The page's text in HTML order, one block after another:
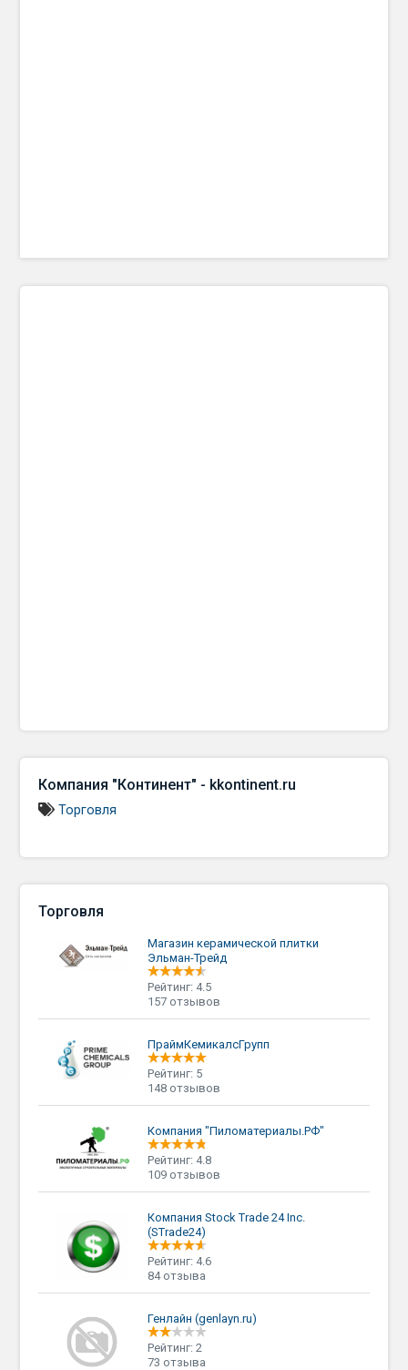
Компания "Континент" - kkontinent.ru
Торговля
Торговля
Магазин керамической плитки
Эльман-Трейд
Рейтинг: 4.5
157 отзывов
ПраймКемикалсГрупп
Рейтинг: 5
148 отзывов
Компания "Пиломатериалы.РФ"
Рейтинг: 4.8
109 отзывов
Компания Stock Trade 24 Inc.
(STrade24)
Рейтинг: 4.6
84 отзыва
Генлайн (genlayn.ru)
Рейтинг: 2
73 отзыва